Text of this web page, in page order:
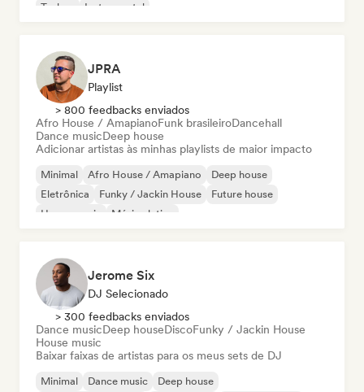
Techno
Instrumental
JPRA
Playlist
> 800 feedbacks enviados
Afro House / AmapianoFunk brasileiroDancehall
Dance musicDeep house
Adicionar artistas às minhas playlists de maior impacto
Minimal Afro House / Amapiano
Deep house
Eletrônica
Funky / Jackin House
Future house
House music
Música latina
Jerome Six
DJ Selecionado
> 300 feedbacks enviados
Dance musicDeep houseDiscoFunky / Jackin House
House music
Baixar faixas de artistas para os meus sets de DJ
Minimal Dance music
Deep house